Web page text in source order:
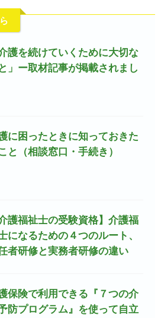
介護を続けていくために大切な
」ー取材記事が掲載されまし
に困ったときに知っておきた
と（相談窓口・手続き）
介護福祉士の受験資格】介護福
になるための４つのルート、
者研修と実務者研修の違い
保険で利用できる『７つの介
防プログラム』を使って自立